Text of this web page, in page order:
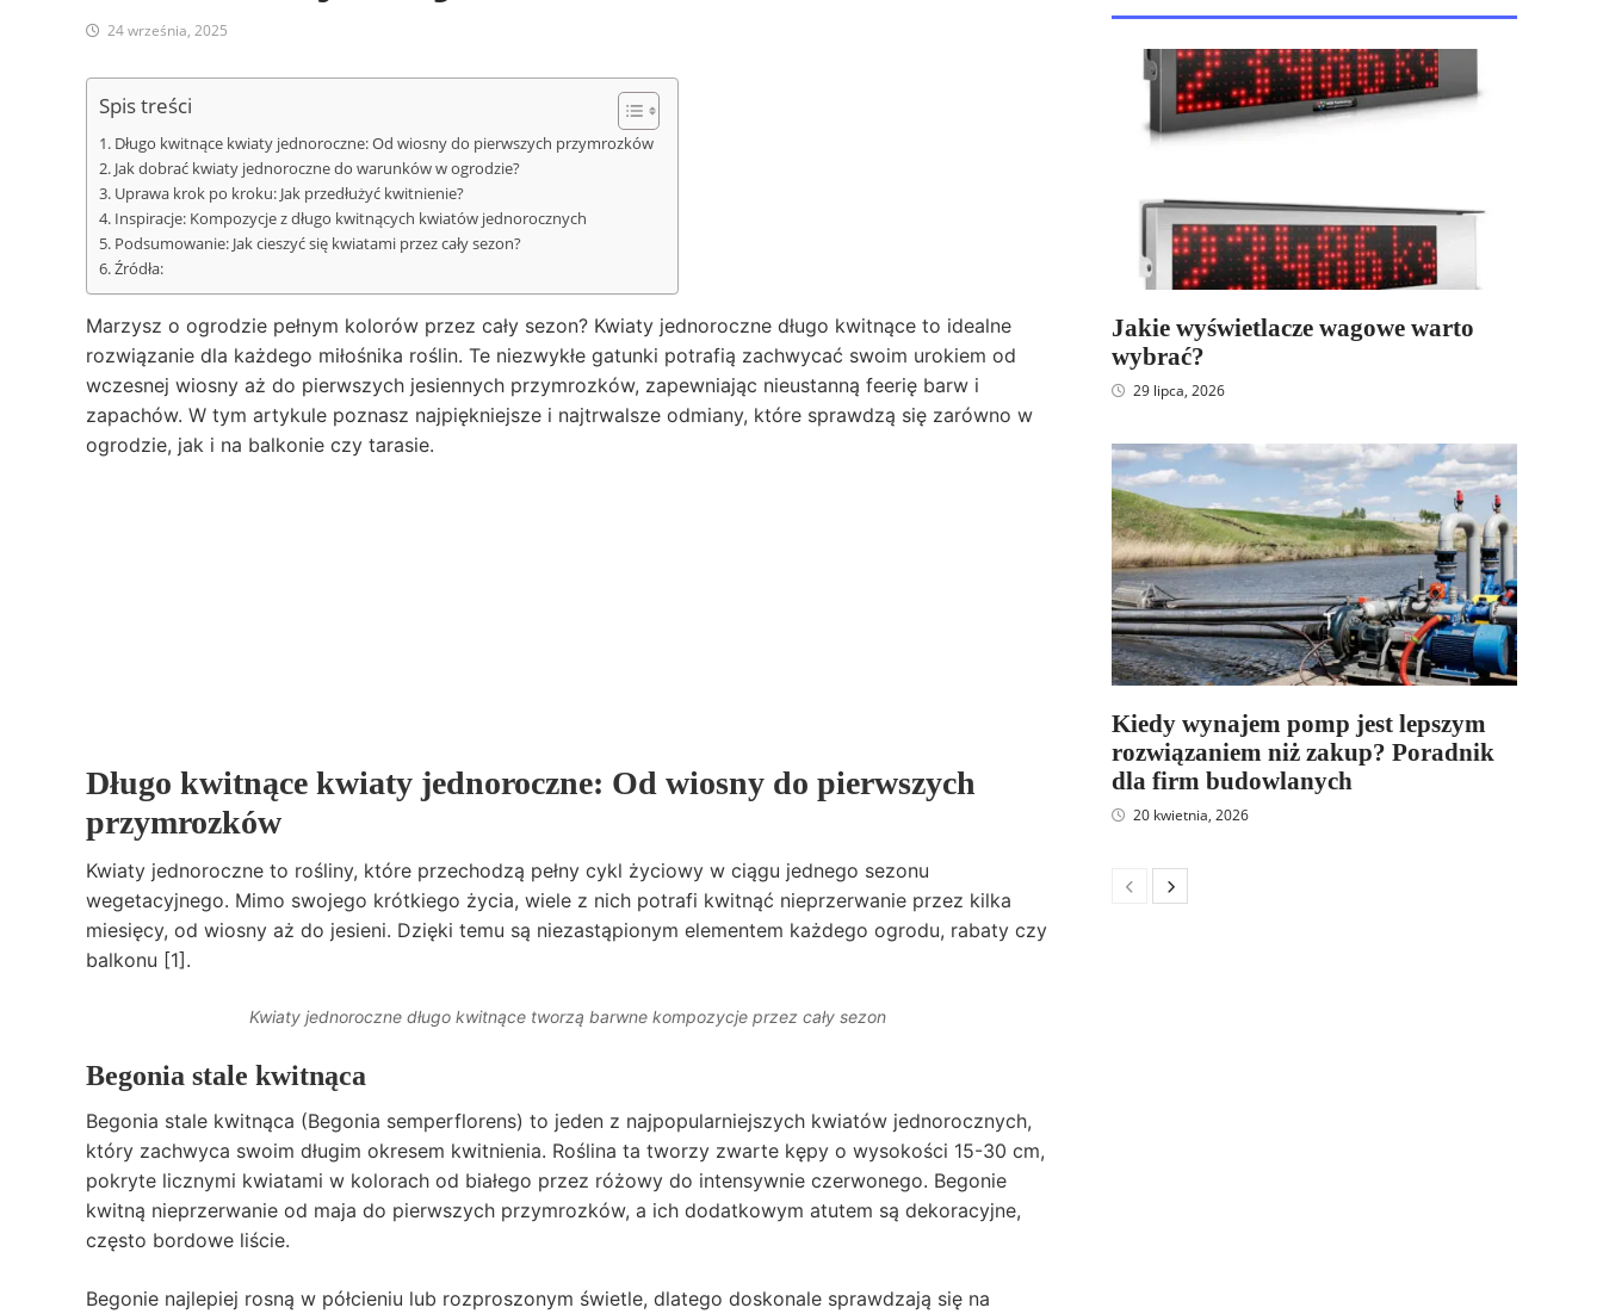
24 września, 2025
Spis treści
Długo kwitnące kwiaty jednoroczne: Od wiosny do pierwszych przymrozków
Jak dobrać kwiaty jednoroczne do warunków w ogrodzie?
Uprawa krok po kroku: Jak przedłużyć kwitnienie?
Inspiracje: Kompozycje z długo kwitnących kwiatów jednorocznych
Podsumowanie: Jak cieszyć się kwiatami przez cały sezon?
Źródła:
Marzysz o ogrodzie pełnym kolorów przez cały sezon? Kwiaty jednoroczne długo kwitnące to idealne
rozwiązanie dla każdego miłośnika roślin. Te niezwykłe gatunki potrafią zachwycać swoim urokiem od
wczesnej wiosny aż do pierwszych jesiennych przymrozków, zapewniając nieustanną feerię barw i
zapachów. W tym artykule poznasz najpiękniejsze i najtrwalsze odmiany, które sprawdzą się zarówno w
ogrodzie, jak i na balkonie czy tarasie.
Długo kwitnące kwiaty jednoroczne: Od wiosny do pierwszych
przymrozków
Kwiaty jednoroczne to rośliny, które przechodzą pełny cykl życiowy w ciągu jednego sezonu
wegetacyjnego. Mimo swojego krótkiego życia, wiele z nich potrafi kwitnąć nieprzerwanie przez kilka
miesięcy, od wiosny aż do jesieni. Dzięki temu są niezastąpionym elementem każdego ogrodu, rabaty czy
balkonu [1].
Kwiaty jednoroczne długo kwitnące tworzą barwne kompozycje przez cały sezon
Begonia stale kwitnąca
Begonia stale kwitnąca (Begonia semperflorens) to jeden z najpopularniejszych kwiatów jednorocznych,
który zachwyca swoim długim okresem kwitnienia. Roślina ta tworzy zwarte kępy o wysokości 15-30 cm,
pokryte licznymi kwiatami w kolorach od białego przez różowy do intensywnie czerwonego. Begonie
kwitną nieprzerwanie od maja do pierwszych przymrozków, a ich dodatkowym atutem są dekoracyjne,
często bordowe liście.
Begonie najlepiej rosną w półcieniu lub rozproszonym świetle, dlatego doskonale sprawdzają się na
Jakie wyświetlacze wagowe warto
wybrać?
29 lipca, 2026
Kiedy wynajem pomp jest lepszym
rozwiązaniem niż zakup? Poradnik
dla firm budowlanych
20 kwietnia, 2026